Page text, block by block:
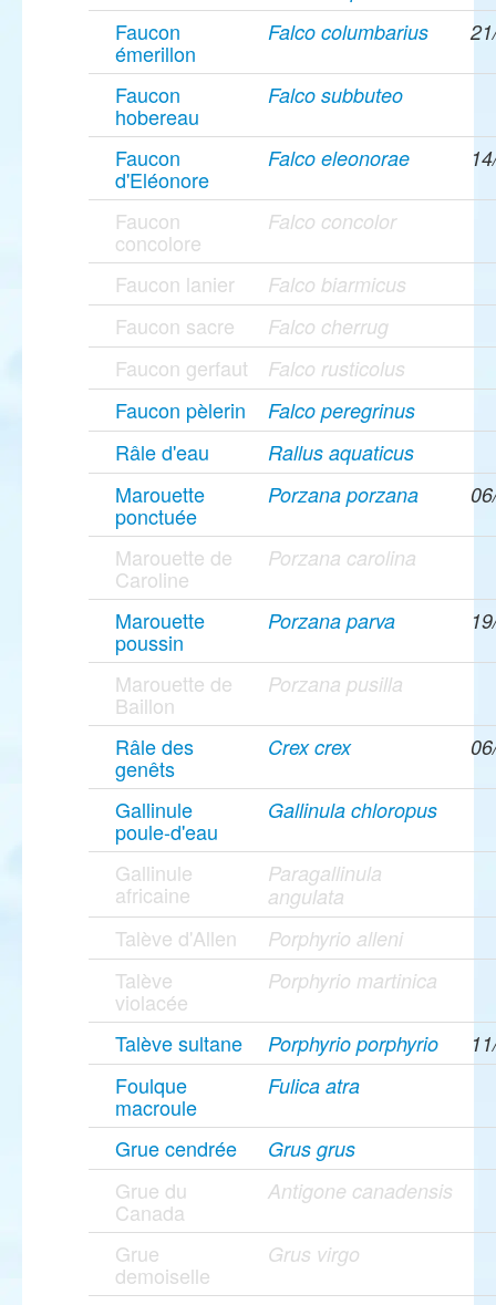
Faucon
émerillon
Falco columbarius
Faucon
hobereau
Falco subbuteo
Faucon
d'Eléonore
Falco eleonorae
Faucon
concolore
Falco concolor
Faucon lanier Falco biarmicus
Faucon sacre Falco cherrug
Faucon gerfaut Falco rusticolus
Faucon pèlerin Falco peregrinus
Râle d'eau Rallus aquaticus
Marouette
ponctuée
Porzana porzana
Marouette de
Caroline
Porzana carolina
Marouette
poussin
Porzana parva
Marouette de
Baillon
Porzana pusilla
Râle des
genêts
Crex crex
Gallinule
poule-d'eau
Gallinula chloropus
Gallinule
africaine
Paragallinula
angulata
Talève d'Allen Porphyrio alleni
Talève
violacée
Porphyrio martinica
Talève sultane Porphyrio porphyrio
Foulque
macroule
Fulica atra
Grue cendrée Grus grus
Grue du
Canada
Antigone canadensis
Grue
demoiselle
Grus virgo